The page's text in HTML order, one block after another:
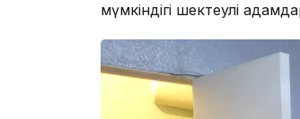
мүмкіндігі шектеулі